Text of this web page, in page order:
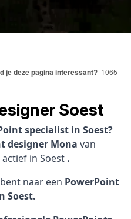
je deze pagina interessant? 1065
Soest
specialist in Soest?
designer Mona van
in Soest .
naar een PowerPoint
Soest.